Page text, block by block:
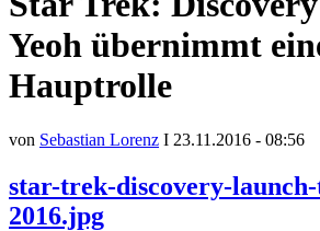
Yeoh übernimmt
Hauptrolle
von Sebastian Lorenz I 23.11.2016 - 08:56
star-trek-discovery-
2016.jpg